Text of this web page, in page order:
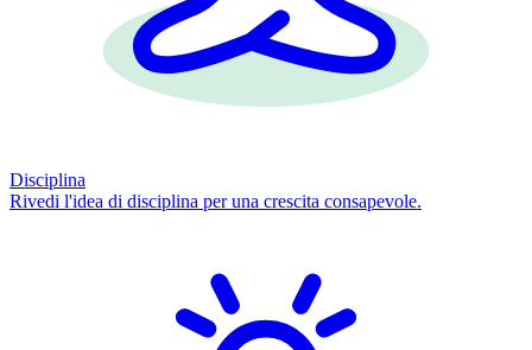
Disciplina
Rivedi l'idea di disciplina per una crescita consapevole.